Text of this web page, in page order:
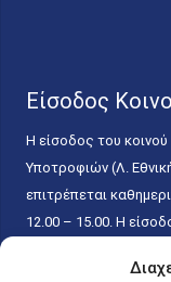
Είσοδος
Η είσοδος του
Υποτροφιών (Λ.
επιτρέπεται
12.00 – 15.00. Η
κάθε εργάσιμη